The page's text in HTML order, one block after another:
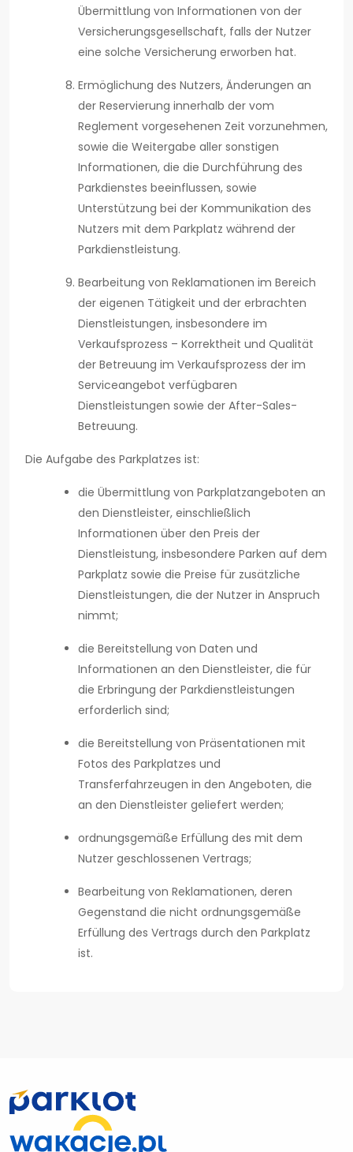
Übermittlung von Informationen von der
Versicherungsgesellschaft, falls der Nutzer
eine solche Versicherung erworben hat.
Ermöglichung des Nutzers, Änderungen an
der Reservierung innerhalb der vom
Reglement vorgesehenen Zeit vorzunehmen,
sowie die Weitergabe aller sonstigen
Informationen, die die Durchführung des
Parkdienstes beeinflussen, sowie
Unterstützung bei der Kommunikation des
Nutzers mit dem Parkplatz während der
Parkdienstleistung.
Bearbeitung von Reklamationen im Bereich
der eigenen Tätigkeit und der erbrachten
Dienstleistungen, insbesondere im
Verkaufsprozess – Korrektheit und Qualität
der Betreuung im Verkaufsprozess der im
Serviceangebot verfügbaren
Dienstleistungen sowie der After-Sales-
Betreuung.
Die Aufgabe des Parkplatzes ist:
die Übermittlung von Parkplatzangeboten an
den Dienstleister, einschließlich
Informationen über den Preis der
Dienstleistung, insbesondere Parken auf dem
Parkplatz sowie die Preise für zusätzliche
Dienstleistungen, die der Nutzer in Anspruch
nimmt;
die Bereitstellung von Daten und
Informationen an den Dienstleister, die für
die Erbringung der Parkdienstleistungen
erforderlich sind;
die Bereitstellung von Präsentationen mit
Fotos des Parkplatzes und
Transferfahrzeugen in den Angeboten, die
an den Dienstleister geliefert werden;
ordnungsgemäße Erfüllung des mit dem
Nutzer geschlossenen Vertrags;
Bearbeitung von Reklamationen, deren
Gegenstand die nicht ordnungsgemäße
Erfüllung des Vertrags durch den Parkplatz
ist.